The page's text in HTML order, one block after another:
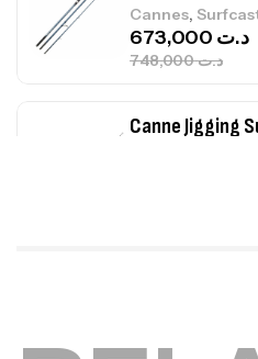
Cannes,
د.ت748,000
د.ت
Canne Jigging
Bagagerie